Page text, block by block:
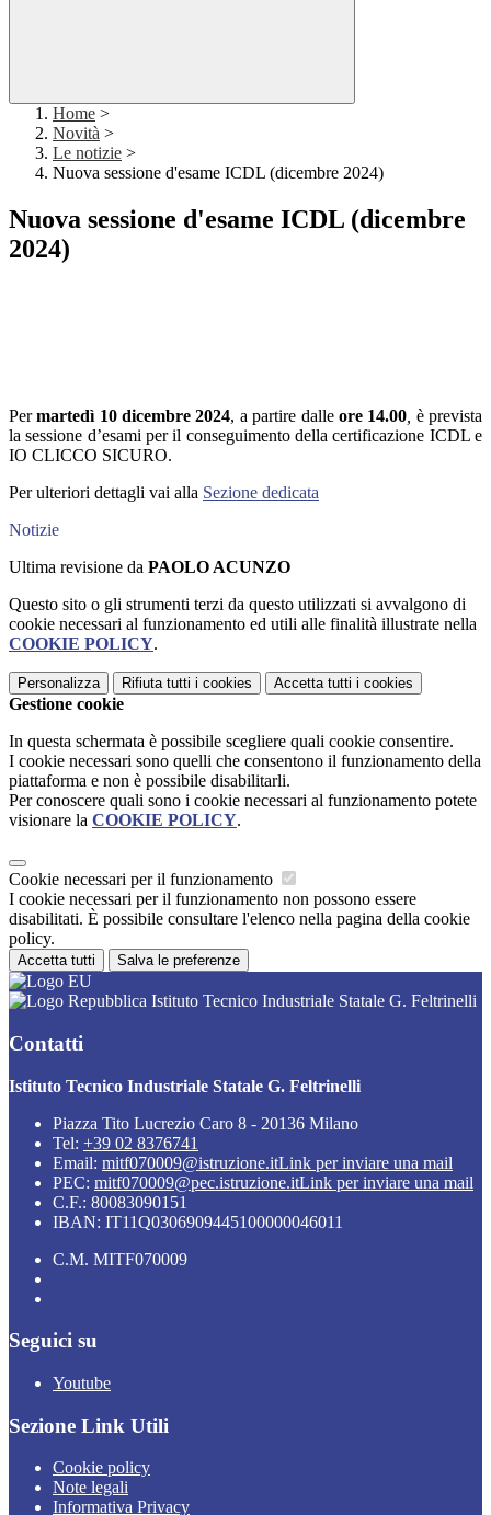
Home >
Novità >
Le notizie >
Nuova sessione d'esame ICDL (dicembre 2024)
Nuova sessione d'esame ICDL (dicembre
2024)
Permartedì 10 dicembre 2024, a partire dalle ore 14.00 è prevista
la sessione d’esami per il conseguimento della certificazione ICDL e
IO CLICCO SICURO.
Per ulteriori dettagli vai alla Sezione dedicata
Notizie
Ultima revisione da PAOLO ACUNZO
Questo sito o gli strumenti terzi da questo utilizzati si avvalgono di
cookie necessari al funzionamento ed utili alle finalità illustrate nella
COOKIE POLICY.
Personalizza Rifiuta tutti i cookies Accetta tutti i cookies
Gestione cookie
In questa schermata è possibile scegliere quali cookie consentire.
I cookie necessari sono quelli che consentono il funzionamento della
piattaforma e non è possibile disabilitarli.
Per conoscere quali sono i cookie necessari al funzionamento potete
visionare la COOKIE POLICY.
Cookie necessari per il funzionamento
I cookie necessari per il funzionamento non possono essere
disabilitati. È possibile consultare l'elenco nella pagina della cookie
policy.
Accetta tutti Salva le preferenze
Istituto Tecnico Industriale Statale G. Feltrinelli
Contatti
Istituto Tecnico Industriale Statale G. Feltrinelli
Piazza Tito Lucrezio Caro 8 - 20136 Milano
Tel: +39 02 8376741
Email: mitf070009@istruzione.itLink per inviare una mail
PEC: mitf070009@pec.istruzione.itLink per inviare una mail
C.F.: 80083090151
IBAN: IT11Q0306909445100000046011
C.M. MITF070009
Seguici su
Youtube
Sezione Link Utili
Cookie policy
Note legali
Informativa Privacy